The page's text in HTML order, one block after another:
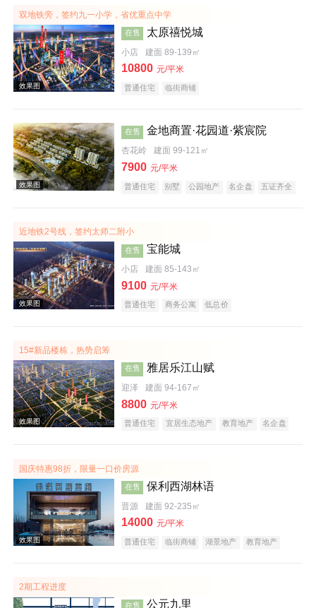
效果图
效果图
双地铁旁，签约九一小学，省优重点中学
效果图
在售 太原禧悦城
小店 建面 89-139㎡
10800 元/平米
普通住宅 临街商铺
在售 金地商置·花园道·紫宸院
杏花岭 建面 99-121㎡
7900 元/平米
普通住宅 别墅 公园地产 名企盘 五证齐全
近地铁2号线，签约太师二附小
在售 宝能城
小店 建面 85-143㎡
9100 元/平米
普通住宅 商务公寓 低总价
15#新品楼栋，热势启筹
在售 雅居乐江山赋
迎泽 建面 94-167㎡
8800 元/平米
普通住宅 宜居生态地产 教育地产
名企盘
国庆特惠98折，限量一口价房源
在售 保利西湖林语
晋源 建面 92-235㎡
14000 元/平米
普通住宅 临街商铺 湖景地产
教育地产
2期工程进度
在售 公元九里